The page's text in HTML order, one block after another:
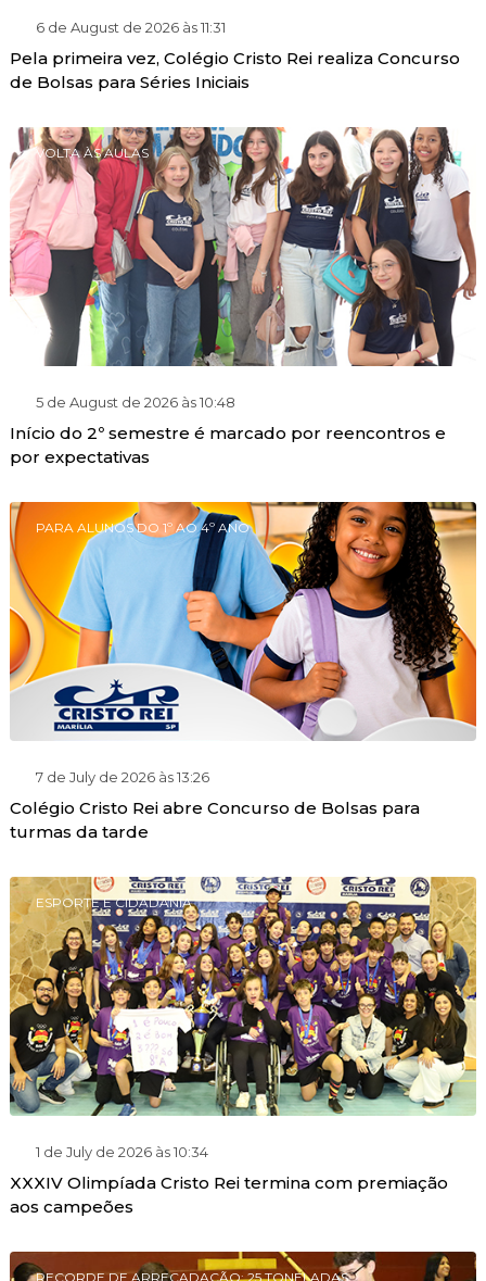
6 de August de 2026 às 11:31
Pela primeira vez, Colégio Cristo Rei realiza Concurso
de Bolsas para Séries Iniciais
VOLTA ÀS AULAS
5 de August de 2026 às 10:48
Início do 2º semestre é marcado por reencontros e
por expectativas
PARA ALUNOS DO 1º AO 4º ANO
7 de July de 2026 às 13:26
Colégio Cristo Rei abre Concurso de Bolsas para
turmas da tarde
ESPORTE E CIDADANIA
1 de July de 2026 às 10:34
XXXIV Olimpíada Cristo Rei termina com premiação
aos campeões
RECORDE DE ARRECADAÇÃO: 25 TONELADAS